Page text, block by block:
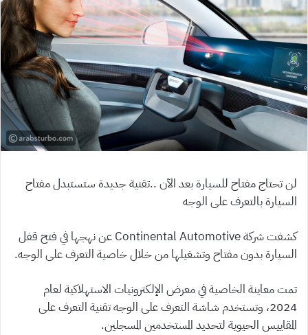
لن تحتاج مفتاح للسيارة بعد الآن ..تقنية جديدة ستستبدل مفتاح
السيارة بالتعرف على الوجه
كشفت شركة Continental Automotive عن نهجها في فتح قفل
السيارة بدون مفتاح وتشغيلها من خلال خاصية التعرف على الوجه.
تمت معاينة الخاصية في معرض الإلكترونيات الاستهلاكية لعام
2024، وتستخدم شاشة التعرف على الوجه تقنية التعرف على
المقاييس الحيوية لتحديد المستخدمين المسجلين.